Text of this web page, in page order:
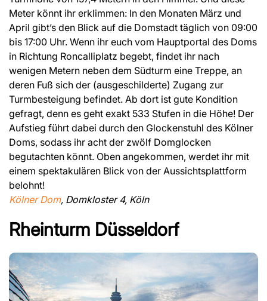
Meter könnt ihr erklimmen: In den Monaten März und
April gibt’s den Blick auf die Domstadt täglich von 09:00
bis 17:00 Uhr. Wenn ihr euch vom Hauptportal des Doms
in Richtung Roncalliplatz begebt, findet ihr nach
wenigen Metern neben dem Südturm eine Treppe, an
deren Fuß sich der (ausgeschilderte) Zugang zur
Turmbesteigung befindet. Ab dort ist gute Kondition
gefragt, denn es geht exakt 533 Stufen in die Höhe! Der
Aufstieg führt dabei durch den Glockenstuhl des Kölner
Doms, sodass ihr acht der zwölf Domglocken
begutachten könnt. Oben angekommen, werdet ihr mit
einem spektakulären Blick von der Aussichtsplattform
belohnt!
Kölner Dom, Domkloster 4, Köln
Rheinturm Düsseldorf